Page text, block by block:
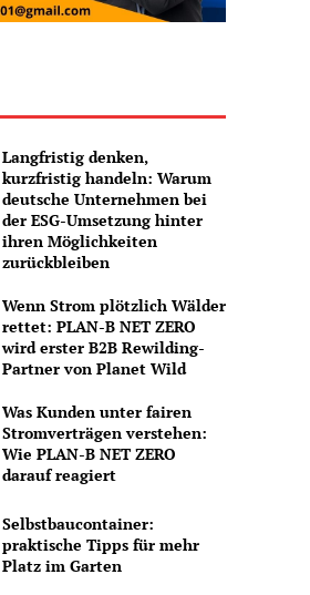
Langfristig denken,
kurzfristig handeln: Warum
deutsche Unternehmen bei
der ESG-Umsetzung hinter
ihren Möglichkeiten
zurückbleiben
Wenn Strom plötzlich Wälder
rettet: PLAN-B NET ZERO
wird erster B2B Rewilding-
Partner von Planet Wild
Was Kunden unter fairen
Stromverträgen verstehen:
Wie PLAN-B NET ZERO
darauf reagiert
Selbstbaucontainer:
praktische Tipps für mehr
Platz im Garten